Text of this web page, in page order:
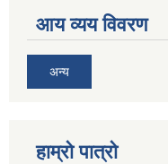
आय व्यय विवरण
अन्य
हाम्रो पात्रो